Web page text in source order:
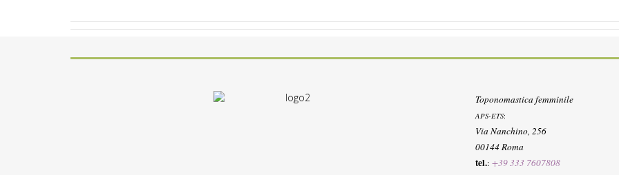
Toponomastica femminile
APS-ETS:
Via Nanchino, 256
00144 Roma
tel.: +39 333 7607808